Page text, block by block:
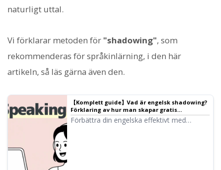
naturligt uttal.
Vi förklarar metoden för "shadowing", som
rekommenderas för språkinlärning, i den här
artikeln, så läs gärna även den.
【Komplett guide】Vad är engelsk shadowing?
Förklaring av hur man skapar gratis
studiematerial!
Förbättra din engelska effektivt med